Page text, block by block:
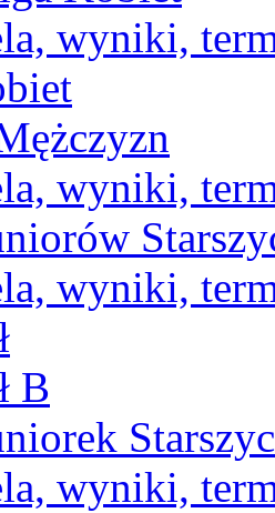
wyniki,
wyniki,
wyniki,
B
wyniki,